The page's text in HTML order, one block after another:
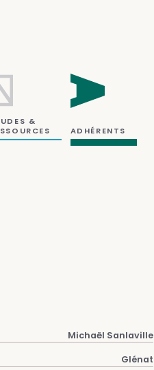
&
ADHÉRENTS
Michaël Sanlaville
Glénat